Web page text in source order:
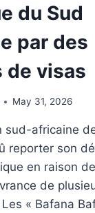
du Sud
par des
de visas
May 31, 2026
sud-africaine
reporter son
en raison
de
« Bafana